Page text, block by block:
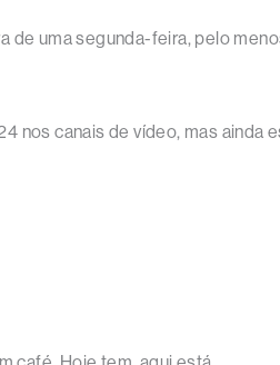
uma segunda-feira, pelo
nos canais de vídeo, mas ainda